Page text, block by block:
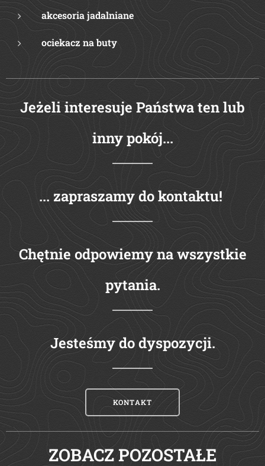
akcesoria jadalniane
ociekacz na buty
Jeżeli interesuje Państwa ten lub
inny pokój...
... zapraszamy do kontaktu!
Chętnie odpowiemy na wszystkie
pytania.
Jesteśmy do dyspozycji.
KONTAKT
ZOBACZ POZOSTAŁE